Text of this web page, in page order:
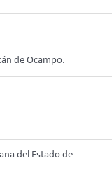
de Ocampo.
del Estado de